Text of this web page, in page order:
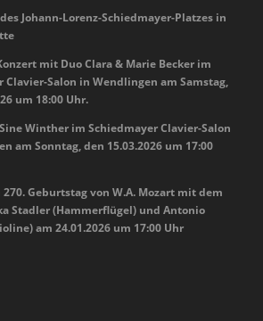
Johann-Lorenz-Schiedmayer-Platzes in
mit Duo Clara & Marie Becker im
Clavier-Salon in Wendlingen am Samstag,
um 18:00 Uhr.
Winther im Schiedmayer Clavier-Salon
am Sonntag, den 15.03.2026 um 17:00
270. Geburtstag von W.A. Mozart mit dem
Stadler (Hammerflügel) und Antonio
am 24.01.2026 um 17:00 Uhr